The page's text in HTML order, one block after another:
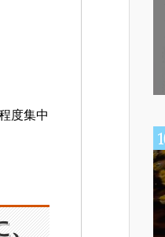
度集中
、